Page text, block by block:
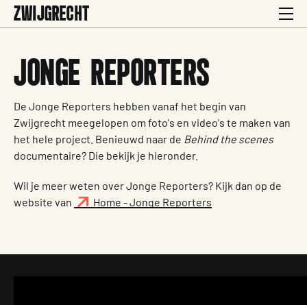
ZWIJGRECHT
JONGE REPORTERS
De Jonge Reporters hebben vanaf het begin van
Zwijgrecht meegelopen om foto's en video's te maken van
het hele project. Benieuwd naar de Behind the scenes
documentaire? Die bekijk je hieronder.
Wil je meer weten over Jonge Reporters? Kijk dan op de
website van
Home - Jonge Reporters